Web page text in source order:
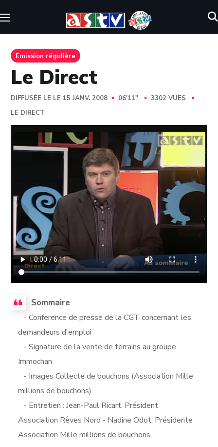
Emission régulière
Le Direct
DIFFUSÉE LE LE 15 JANV. 2008 06'11''
3302 VUES
LE DIRECT
Sommaire
- Conference de presse de la CGT concernant les
demandeurs d'emploi
- Signature de la vente de terrains au groupe
Immochan
- Images Collecte de bouchons (Association Mille
millions de bouchons)
- Entretien : Jean-Paul Ricart, Président
Association Rêves Nord - Nadine Odot, Présidente
Association Mille millions de bouchons